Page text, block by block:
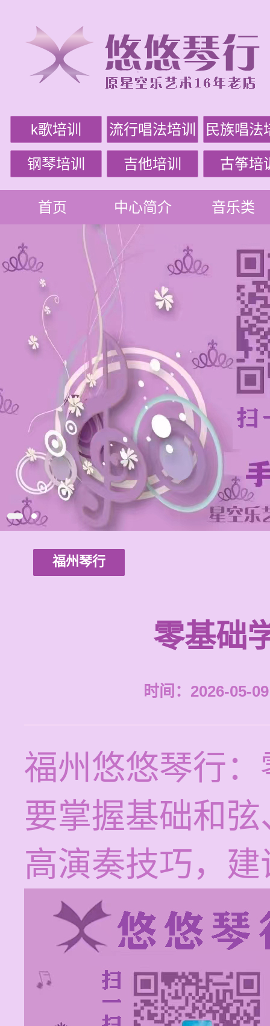
k歌培训 流行唱法培训 民族唱法
钢琴培训 吉他培训 古筝培
首页 中心简介 音乐类
福州琴行
零基础
时间：2026-05-
福州悠悠琴行
要掌握基础和
高演奏技巧，